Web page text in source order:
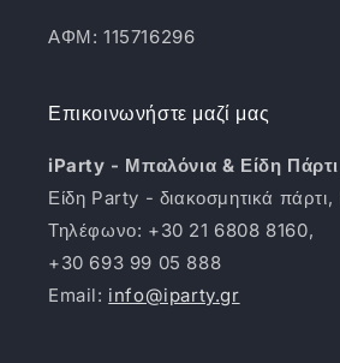
ΑΦΜ: 115716296
Επικοινωνήστε μαζί μας
iParty - Μπαλόνια & Είδη Πάρτι
Είδη Party - διακοσμητικά
Τηλέφωνο: +30 21 6808 8160,
+30 693 99 05 888
Email: info@iparty.gr